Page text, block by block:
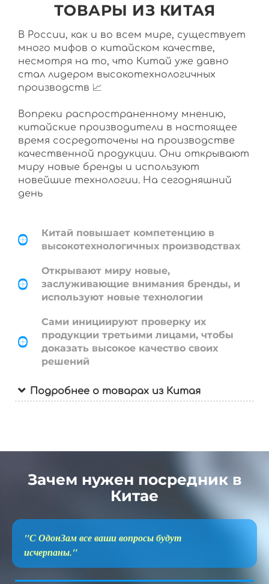
ТОВАРЫ ИЗ КИТАЯ
В России, как и во всем мире, существует
много мифов о китайском качестве,
несмотря на то, что Китай уже давно
стал лидером высокотехнологичных
производств 📈
Вопреки распространенному мнению,
китайские производители в настоящее
время сосредоточены на производстве
качественной продукции. Они открывают
миру новые бренды и используют
новейшие технологии. На сегодняшний
день
Китай повышает компетенцию в
высокотехнологичных производствах
Открывают миру новые,
заслуживающие внимания бренды, и
используют новые технологии
Сами инициируют проверку их
продукции третьими лицами, чтобы
доказать высокое качество своих
решений
Подробнее о товарах из Китая
Зачем нужен посредник в
Китае
"С ОдонЗам все ваши вопросы будут
исчерпаны."